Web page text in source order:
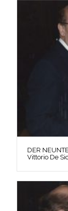
DER
Vittorio De